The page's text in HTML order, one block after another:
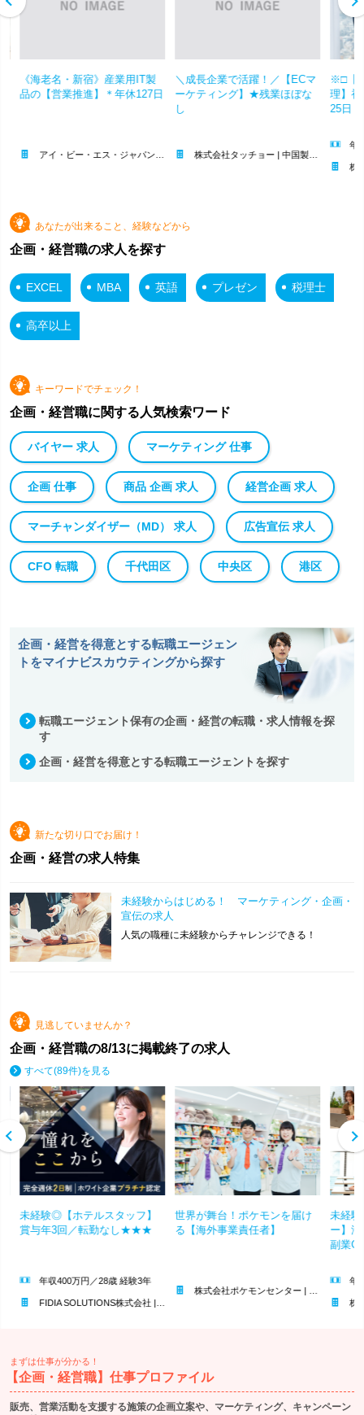
《海老名・新宿》産業用IT製
品の【営業推進】＊年休127日
アイ・ビー・エス・ジャパン株式会社 | 残業月平均20時間│UIターン歓迎｜転勤なし｜完休2日（土日祝）
＼成長企業で活躍！／【ECマ
ーケティング】★残業ほぼな
し
株式会社タッチョー | 中国製タイヤ輸入販売を手がける成長企業
※□【
理】
25日
年
株式会社
あなたが出来ること、経験などから
企画・経営職の求人を探す
EXCEL MBA 英語 プレゼン 税理士
高卒以上
キーワードでチェック！
企画・経営職に関する人気検索ワード
バイヤー 求人 マーケティング 仕事
企画 仕事 商品 企画 求人 経営企画 求人
マーチャンダイザー（MD） 求人 広告宣伝 求人
CFO 転職 千代田区 中央区 港区
企画・経営を得意とする転職エージェン
トをマイナビスカウティングから探す
転職エージェント保有の企画・経営の転職・求人情報を探
す
企画・経営を得意とする転職エージェントを探す
新たな切り口でお届け！
企画・経営の求人特集
未経験からはじめる！ マーケティング・企画・
宣伝の求人
人気の職種に未経験からチャレンジできる！
見逃していませんか？
企画・経営職の8/13に掲載終了の求人
すべて(89件)を見る
未経験◎【ホテルスタッフ】
賞与年3回／転勤なし★★★
年収400万円／28歳 経験3年
FIDIA SOLUTIONS株式会社 | 賞与年3回｜アジア急成長企業トップ1000選出｜ホワイト企業
世界が舞台！ポケモンを届け
る【海外事業責任者】
株式会社ポケモンセンター | ポケモンを世界に発信！人びとのワクワクを創造する企業
未経
ー】
副業
年
株式会社
まずは仕事が分かる！
【企画・経営職】仕事プロファイル
販売、営業活動を支援する施策の企画立案や、マーケティング、キャンペーン